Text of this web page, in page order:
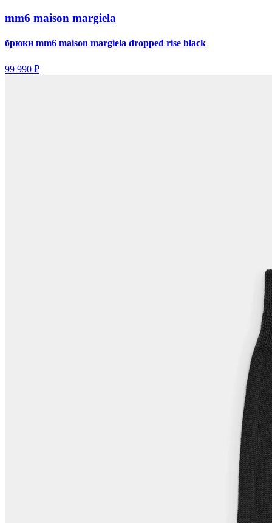
mm6 maison margiela
брюки mm6 maison margiela dropped rise black
99 990 ₽